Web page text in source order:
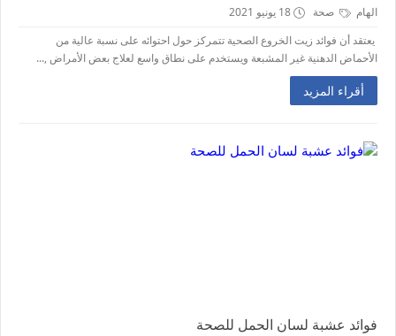
الهام صحة
18 يونيو 2021
يعتقد أن فوائد زيت الخروع الصحية تتمركز حول احتوائه على نسبة عالية من
الأحماض الدهنية غير المشبعة ويستخدم على نطاق واسع لعلاج بعض الأمراض ,...
أقراء المزيد
فوائد عشبة لسان الحمل للصحة